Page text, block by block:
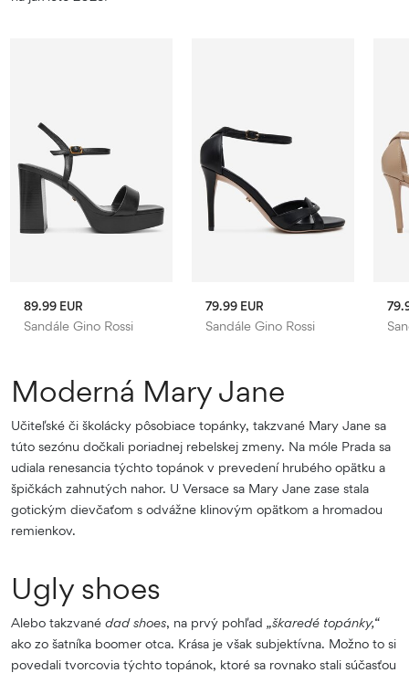
Sandále Gino Rossi
89.99 EUR
Sandále Gino Rossi
79.99 EUR
Moderná Mary Jane
Učiteľské či školácky pôsobiace topánky, takzvané Mary Jane sa
túto sezónu dočkali poriadnej rebelskej zmeny. Na móle Prada sa
udiala renesancia týchto topánok v prevedení hrubého opätku a
špičkách zahnutých nahor. U Versace sa Mary Jane zase stala
gotickým dievčaťom s odvážne klinovým opätkom a hromadou
remienkov.
Ugly shoes
Alebo takzvané dad shoes, na prvý pohľad „škaredé topánky,“
ako zo šatníka boomer otca. Krása je však subjektívna. Možno to si
povedali tvorcovia týchto topánok, ktoré sa rovnako stali súčasťou